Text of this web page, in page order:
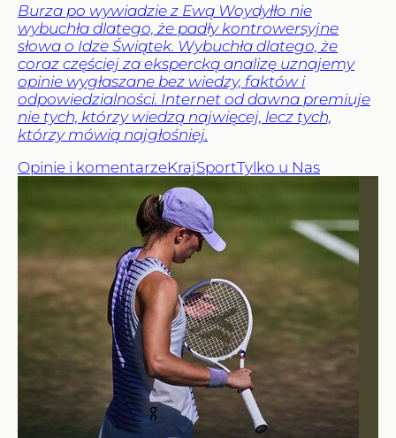
Burza po wywiadzie z Ewą Woydyłło nie
wybuchła dlatego, że padły kontrowersyjne
słowa o Idze Świątek. Wybuchła dlatego, że
coraz częściej za ekspercką analizę uznajemy
opinie wygłaszane bez wiedzy, faktów i
odpowiedzialności. Internet od dawna premiuje
nie tych, którzy wiedzą najwięcej, lecz tych,
którzy mówią najgłośniej.
Opinie i komentarzeKrajSportTylko u Nas